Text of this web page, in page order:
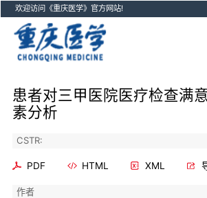
欢迎访问《重庆医学》官方网站!
患者对三甲医院医疗检查满
素分析
CSTR:
PDF HTML XML
作者